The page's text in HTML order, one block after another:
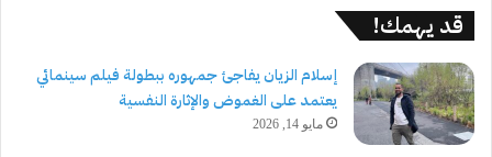
قد يهمك!
إسلام الزيان يفاجئ جمهوره ببطولة فيلم سينمائي
يعتمد على الغموض والإثارة النفسية
مايو 14, 2026